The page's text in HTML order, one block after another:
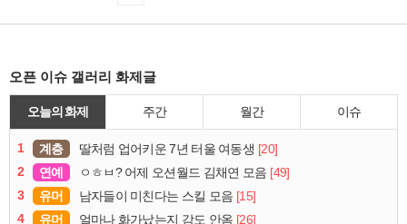
오픈 이슈 갤러리 화제글
오늘의 화제 주간 월간 이슈
1 계층 딸처럼 업어키운 7년 터울 여동생 [20]
2
연예 ㅇㅎㅂ? 어제 오션월드 김채연 모음 [49]
3
유머 남자들이 미친다는 스킬 모음 [15]
4
유머 얼마나 화가났는지 감도 안옴 [26]